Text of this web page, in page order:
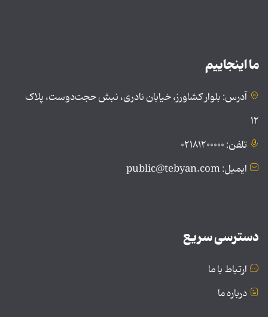
ما اینجاییم
آدرس: بلوار کشاورز، خیابان نادری، نبش حجت‌دوست، پلاک
۱۲
تلفن: ۰۲۱۸۱۲۰۰۰۰۰
ایمیل: public@tebyan.com
دسترسی سریع
ارتباط با ما
درباره ما